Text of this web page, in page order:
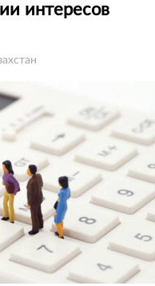
интересов